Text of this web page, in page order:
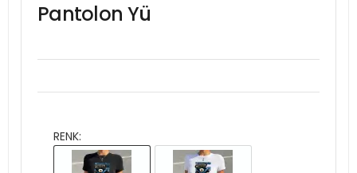
Pantolon Yü
RENK: